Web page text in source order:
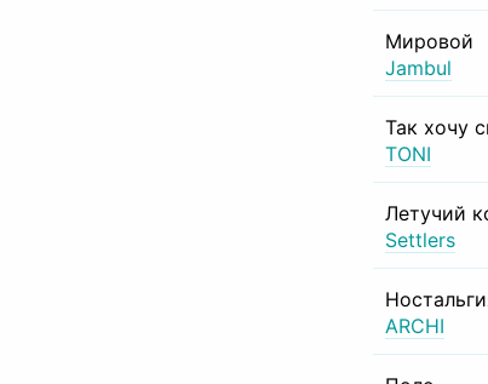
Мировой
Jambul
Так хочу
TONI
Летучий
Settlers
ARCHI